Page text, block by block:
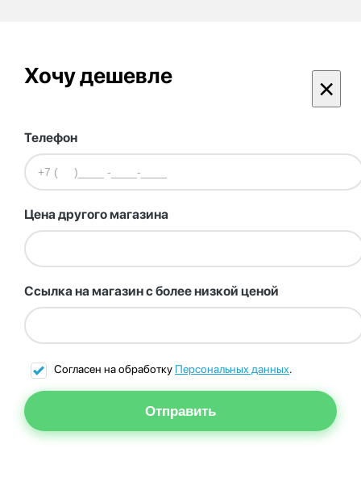
Хочу дешевле ×
Телефон
Цена другого магазина
Ссылка на магазин с более низкой ценой
Согласен на обработку Персональных данных.
Отправить